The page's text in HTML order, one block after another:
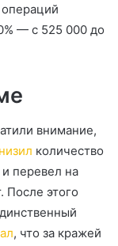
— с 525 000 до
внимание,
количество
перевел на
После этого
, что за кражей